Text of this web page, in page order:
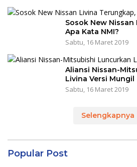
Sosok New
Apa Kata NMI?
Sabtu, 16 Maret 2019
Aliansi Nissan-
Livina Versi Mungil
Sabtu, 16 Maret 2019
Selengkapnya
Popular Post